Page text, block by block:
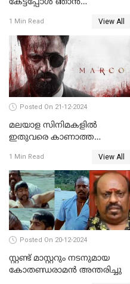
സ്ഥിരീകരിച്ച് മോഹൻലാൽ
1 Min Read View All
Posted On 21-12-2024
മലയാള സിനിമകളിൽ
ഇതുവരെ കാണാത്ത
മുകുന്ദൻ ചിത്രം മാർക്കോ
1 Min Read View All
Posted On 20-12-2024
സ്റ്റണ്ട് മാസ്റ്ററും നടനുമായ
കോതണ്ഡരാമൻ അന്തരിച്ചു